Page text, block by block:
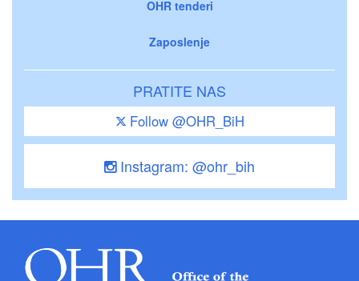
OHR tenderi
Zaposlenje
PRATITE NAS
Follow @OHR_BiH
Instagram: @ohr_bih